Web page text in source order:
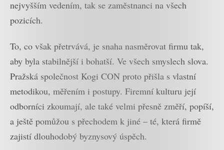
nejvyšším vedením, tak se zaměstnanci na všech
pozicích.
To, co však přetrvává, je snaha nasměrovat firmu tak,
aby byla stabilnější i bohatší. Ve všech smyslech slova.
Pražská společnost Kogi CON proto přišla s vlastní
metodikou, měřením i postupy. Firemní kulturu její
odborníci zkoumají, ale také velmi přesně změří, popíší,
a ještě pomůžou s přechodem k jiné – té, která firmě
zajistí dlouhodobý byznysový úspěch.